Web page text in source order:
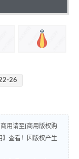
26
用请至[商用版权购
】查看！因版权产生